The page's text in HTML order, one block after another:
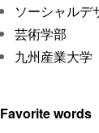
ソーシャルデ
芸術学部
九州産業大学
Favorite words